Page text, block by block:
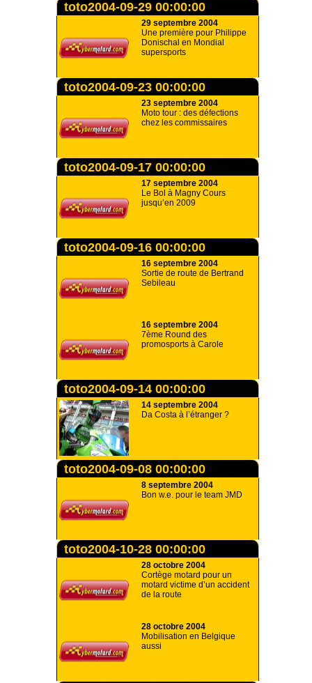
toto2004-09-29 00:00:00
29 septembre 2004
Une première pour Philippe
Donischal en Mondial
supersports
toto2004-09-23 00:00:00
23 septembre 2004
Moto tour : des défections
chez les commissaires
toto2004-09-17 00:00:00
17 septembre 2004
Le Bol à Magny Cours
jusqu’en 2009
toto2004-09-16 00:00:00
16 septembre 2004
Sortie de route de Bertrand
Sebileau
16 septembre 2004
7ème Round des
promosports à Carole
toto2004-09-14 00:00:00
14 septembre 2004
Da Costa à l’étranger ?
toto2004-09-08 00:00:00
8 septembre 2004
Bon w.e. pour le team JMD
toto2004-10-28 00:00:00
28 octobre 2004
Cortège motard pour un
motard victime d’un accident
de la route
28 octobre 2004
Mobilisation en Belgique
aussi